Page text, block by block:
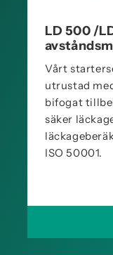
LD 500 /
Vårt
utrustad
bifogat
säker
ISO 50001.